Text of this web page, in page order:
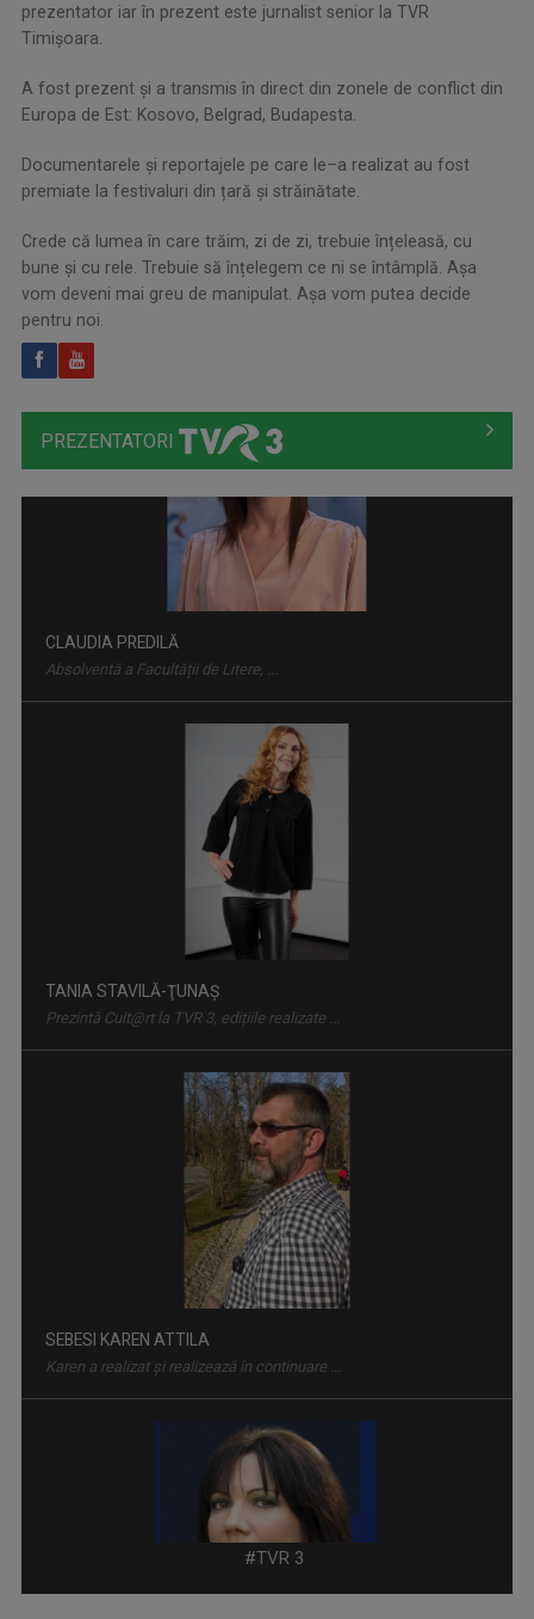
prezentator iar în prezent este jurnalist senior la TVR
Timișoara.
A fost prezent și a transmis în direct din zonele de conflict din
Europa de Est: Kosovo, Belgrad, Budapesta.
Documentarele și reportajele pe care le–a realizat au fost
premiate la festivaluri din țară și străinătate.
Crede că lumea în care trăim, zi de zi, trebuie înțeleasă, cu
bune și cu rele. Trebuie să înțelegem ce ni se întâmplă. Așa
vom deveni mai greu de manipulat. Așa vom putea decide
pentru noi.
PREZENTATORI
Prezintă Cult@rt la TVR 3, edițiile realizate ...
SEBESI KAREN ATTILA
Karen a realizat şi realizează în continuare ...
LAURA CONSTANTINESCU
Prezintă emisiunea "Cântec și poveste", ...
#TVR 3